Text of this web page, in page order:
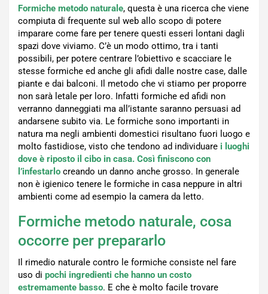
Formiche metodo naturale, questa è una ricerca che viene
compiuta di frequente sul web allo scopo di potere
imparare come fare per tenere questi esseri lontani dagli
spazi dove viviamo. C’è un modo ottimo, tra i tanti
possibili, per potere centrare l’obiettivo e scacciare le
stesse formiche ed anche gli afidi dalle nostre case, dalle
piante e dai balconi. Il metodo che vi stiamo per proporre
non sarà letale per loro. Infatti formiche ed afidi non
verranno danneggiati ma all’istante saranno persuasi ad
andarsene subito via. Le formiche sono importanti in
natura ma negli ambienti domestici risultano fuori luogo e
molto fastidiose, visto che tendono ad individuare i luoghi
dove è riposto il cibo in casa. Così finiscono con
l’infestarlo creando un danno anche grosso. In generale
non è igienico tenere le formiche in casa neppure in altri
ambienti come ad esempio la camera da letto.
Formiche metodo naturale, cosa
occorre per prepararlo
Il rimedio naturale contro le formiche consiste nel fare
uso di pochi ingredienti che hanno un costo
estremamente basso. E che è molto facile trovare